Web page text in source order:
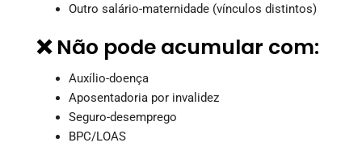
Outro salário-maternidade (vínculos distintos)
❌ Não pode acumular com:
Auxílio-doença
Aposentadoria por invalidez
Seguro-desemprego
BPC/LOAS